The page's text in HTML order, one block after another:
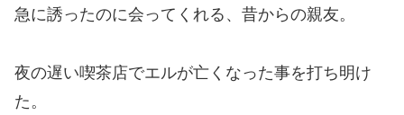
急に誘ったのに会ってくれる、昔からの親友。
夜の遅い喫茶店でエルが亡くなった事を打ち明け
た。